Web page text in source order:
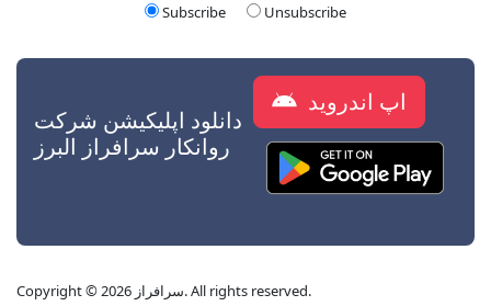
Subscribe Unsubscribe
دانلود اپلیکیشن شرکت
روانکار سرافراز البرز
اپ اندروید
Copyright © 2026 سرافراز. All rights reserved.